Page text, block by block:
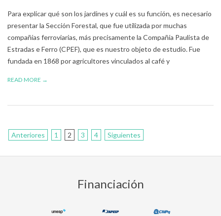
Para explicar qué son los jardines y cuál es su función, es necesario
presentar la Sección Forestal, que fue utilizada por muchas
compañías ferroviarias, más precisamente la Compañía Paulista de
Estradas e Ferro (CPEF), que es nuestro objeto de estudio. Fue
fundada en 1868 por agricultores vinculados al café y
READ MORE →
Paginación
de
Anteriores 1 2 3 4 Siguientes
Financiación